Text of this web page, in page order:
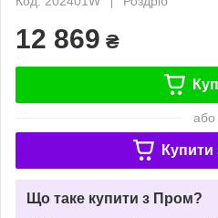
12 869 ₴
або
Купити
Що таке купити з Пром?